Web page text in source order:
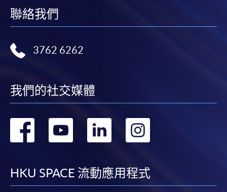
聯絡我們
3762 6262
我們的社交媒體
轉
facebook
轉
youtube
轉
linkedin
轉
HKU SPACE 流動應用程式